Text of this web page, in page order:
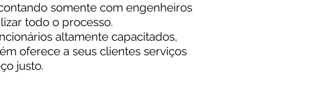
somente com engenheiros
todo o processo.
altamente capacitados,
oferece a seus clientes serviços
justo.